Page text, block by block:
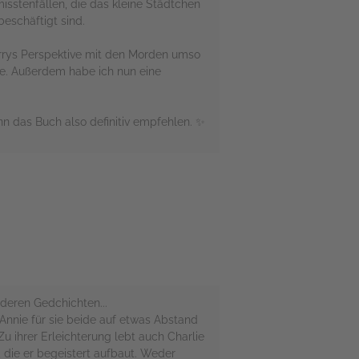
die das kleine Städtchen
sind.
Perspektive mit den Morden umso
Außerdem habe ich nun eine
Buch also definitiv empfehlen. ✨
Gedchichten...
für sie beide auf etwas Abstand
ihrer Erleichterung lebt auch Charlie
er begeistert aufbaut. Weder